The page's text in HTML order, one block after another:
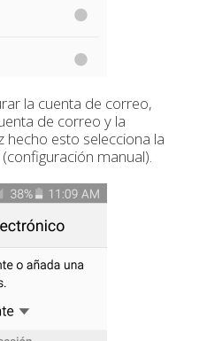
la cuenta de correo,
de correo y la
hecho esto selecciona la
manual).